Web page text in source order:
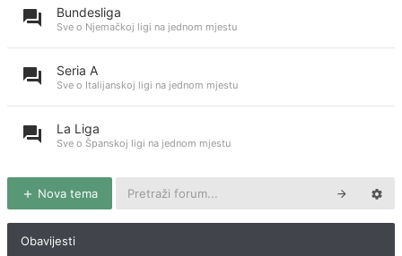
Bundesliga
Sve o Njemačkoj ligi na jednom mjestu
Seria A
Sve o Italijanskoj ligi na jednom mjestu
La Liga
Sve o Španskoj ligi na jednom mjestu
Nova tema
Obavijesti